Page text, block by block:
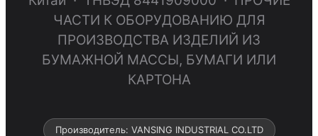
ЧАСТИ К ОБОРУДОВАНИЮ ДЛЯ
ПРОИЗВОДСТВА ИЗДЕЛИЙ ИЗ
БУМАЖНОЙ МАССЫ, БУМАГИ ИЛИ
КАРТОНА
Производитель: VANSING INDUSTRIAL CO.LTD